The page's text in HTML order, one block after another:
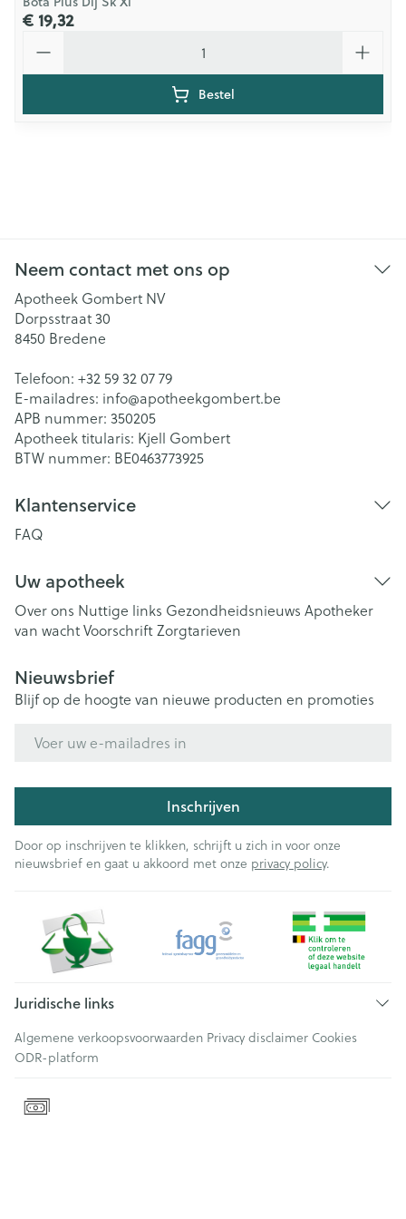
€ 19,32
Bestel
Neem contact met ons op
Apotheek Gombert NV
Dorpsstraat 30
8450 Bredene
Telefoon: +32 59 32 07 79
E-mailadres: info@apotheekgombert.be
APB nummer: 350205
Apotheek titularis: Kjell Gombert
BTW nummer: BE0463773925
Klantenservice
FAQ
Uw apotheek
Over ons Nuttige links Gezondheidsnieuws Apotheker
van wachtVoorschriftZorgtarieven
Nieuwsbrief
Blijf op de hoogte van nieuwe producten en promoties
Inschrijven
Door op inschrijven te klikken, schrijft u zich in voor onze
nieuwsbrief en gaat u akkoord met onze privacy policy.
Juridische links
Algemene verkoopsvoorwaarden Privacy disclaimer Cookies
ODR-platform